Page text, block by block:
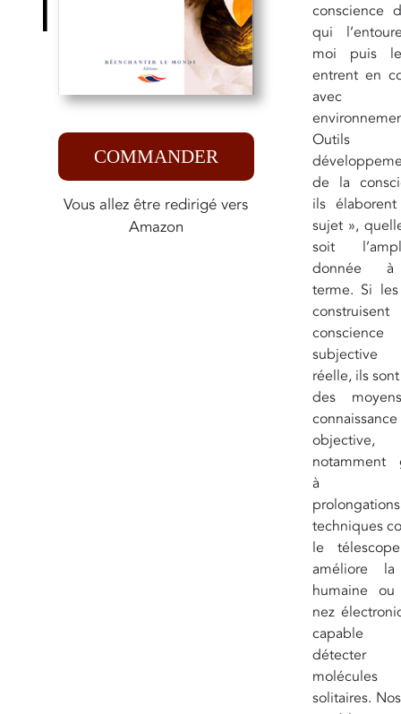
COMMANDER
Vous allez être redirigé vers
Amazon
conscience
qui
moi puis
entrent en
avec
Outils
de la
ils
sujet »,
soit
donnée
terme. Si
conscience
subjective
réelle, ils
des
connaissance
objective,
notamment
à
prolongations
techniques
le
améliore
humaine
nez
détecter
molécules
solitaires.